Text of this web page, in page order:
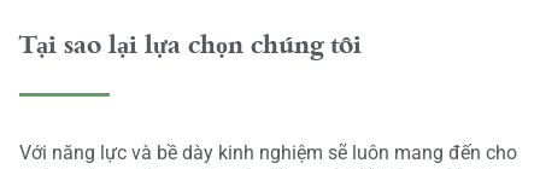
Tại sao lại lựa chọn chúng tôi
Với năng lực và bề dày kinh nghiệm sẽ luôn mang đến cho